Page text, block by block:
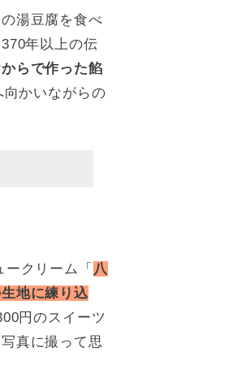
湯豆腐を食べ
年以上の伝
らで作った餡
かいながらの
クリーム「 八
地に練り込
円のスイーツ
真に撮って思